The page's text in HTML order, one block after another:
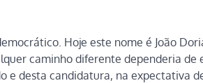
Hoje este nome é João
caminho diferente dependeria de
e desta candidatura, na expectativa